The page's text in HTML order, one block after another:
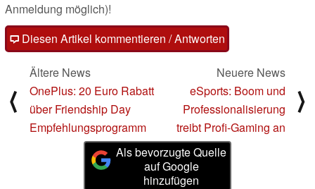
Anmeldung möglich)!
Diesen Artikel kommentieren / Antworten
⟨
Ältere News
OnePlus: 20 Euro Rabatt
über Friendship Day
Empfehlungsprogramm
Neuere News
eSports: Boom und
Professionalisierung
treibt Profi-Gaming an
⟩
Als bevorzugte Quelle
auf Google
hinzufügen